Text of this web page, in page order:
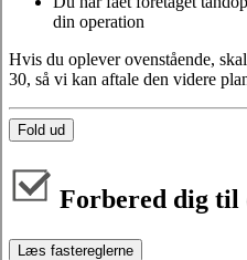
din operation
Hvis du oplever ovenstående,
30, så vi kan aftale den videre
Fold ud
Forbered dig til
Læs fastereglerne